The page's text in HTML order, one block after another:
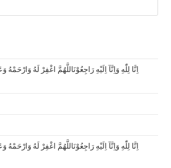
اِنَّا لِلّٰهِ وَاِنَّآ اِلَيْهِ رَاجِعُوْنَاللَّهُمَّ اغْفِرْ لَهُ
اِنَّا لِلّٰهِ وَاِنَّآ اِلَيْهِ رَاجِعُوْنَاللَّهُمَّ اغْفِرْ لَهُ